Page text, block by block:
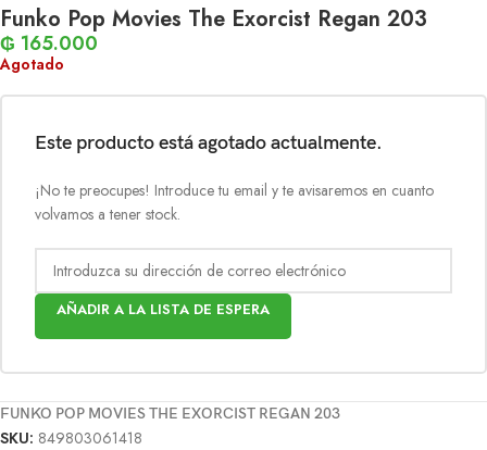
Funko Pop Movies The Exorcist Regan 203
₲ 165.000
Agotado
Este producto está agotado actualmente.
¡No te preocupes! Introduce tu email y te avisaremos en cuanto
volvamos a tener stock.
AÑADIR A LA LISTA DE ESPERA
FUNKO POP MOVIES THE EXORCIST REGAN 203
SKU: 849803061418